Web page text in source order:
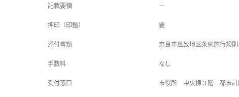
記載要領 ―
押印（印鑑） 要
添付書類 奈良市風致地区条例施行規
手数料 なし
受付窓口 市役所 中央棟３階 都市計